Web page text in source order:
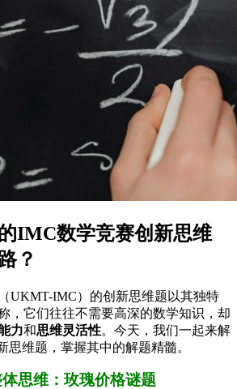
IMC数学竞赛创新思维
？
UKMT-IMC）的创新思维题以其独特
，它们往往不需要高深的数学知识，却
力和思维灵活性。今天，我们一起来解
思维题，掌握其中的解题精髓。
思维：玫瑰价格谜题